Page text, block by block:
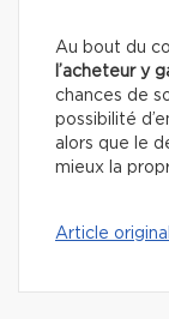
Au bout du
l’acheteur y
chances de
possibilité
alors que le
mieux la
Article